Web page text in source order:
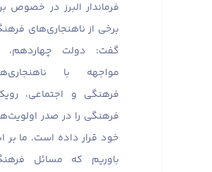
فرماندار البرز در خصوص
برخی از ناهنجاری‌های
گفت: دولت چهاردهم،
مواجهه با
فرهنگی و اجتماعی،
فرهنگی را در صدر
خود قرار داده است. ما بر
باوریم که مسائل